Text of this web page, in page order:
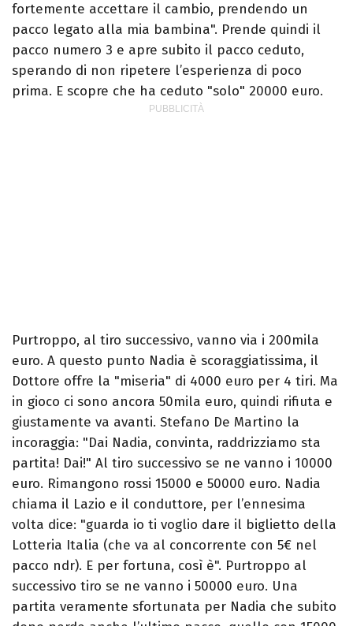
fortemente accettare il cambio, prendendo un
pacco legato alla mia bambina". Prende quindi il
pacco numero 3 e apre subito il pacco ceduto,
sperando di non ripetere l’esperienza di poco
prima. E scopre che ha ceduto "solo" 20000 euro.
Purtroppo, al tiro successivo, vanno via i 200mila
euro. A questo punto Nadia è scoraggiatissima, il
Dottore offre la "miseria" di 4000 euro per 4 tiri. Ma
in gioco ci sono ancora 50mila euro, quindi rifiuta e
giustamente va avanti. Stefano De Martino la
incoraggia: "Dai Nadia, convinta, raddrizziamo sta
partita! Dai!" Al tiro successivo se ne vanno i 10000
euro. Rimangono rossi 15000 e 50000 euro. Nadia
chiama il Lazio e il conduttore, per l’ennesima
volta dice: "guarda io ti voglio dare il biglietto della
Lotteria Italia (che va al concorrente con 5€ nel
pacco ndr). E per fortuna, così è". Purtroppo al
successivo tiro se ne vanno i 50000 euro. Una
partita veramente sfortunata per Nadia che subito